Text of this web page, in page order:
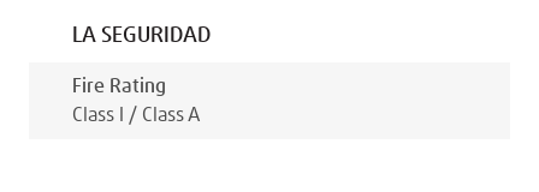
LA SEGURIDAD
Fire Rating
Class I / Class A